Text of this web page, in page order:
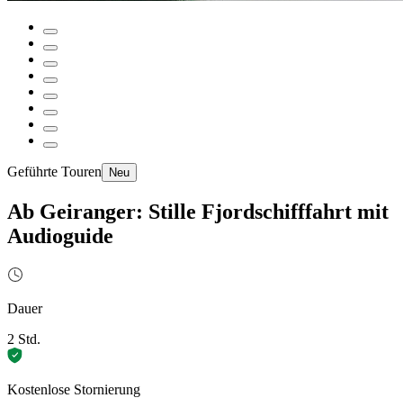
Geführte Touren Neu
Ab Geiranger: Stille Fjordschifffahrt mit
Audioguide
Dauer
2 Std.
Kostenlose Stornierung